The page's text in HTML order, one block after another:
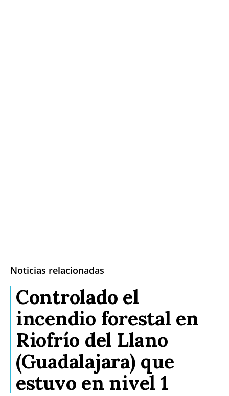
Noticias relacionadas
Controlado el
incendio forestal en
Riofrío del Llano
(Guadalajara) que
estuvo en nivel 1